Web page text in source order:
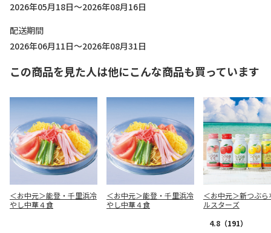
2026年05月18日～2026年08月16日
配送期間
2026年06月11日～2026年08月31日
この商品を見た人は他にこんな商品も買っています
＜お中元＞能登・千里浜冷
やし中華４食
＜お中元＞能登・千里浜冷
やし中華４食
＜お中元＞新つぶら
ルスターズ
4.8 （191）